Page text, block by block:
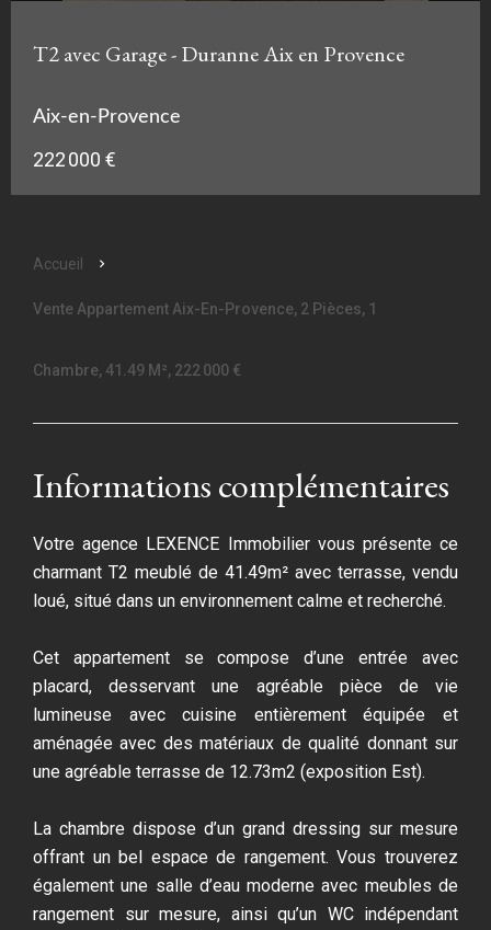
T2 avec Garage - Duranne Aix en Provence
Aix-en-Provence
222 000 €
Accueil
Vente Appartement Aix-En-Provence, 2 Pièces, 1
Chambre, 41.49 M², 222 000 €
Informations complémentaires
Votre agence LEXENCE Immobilier vous présente ce
charmant T2 meublé de 41.49m² avec terrasse, vendu
loué, situé dans un environnement calme et recherché.
Cet appartement se compose d’une entrée avec
placard, desservant une agréable pièce de vie
lumineuse avec cuisine entièrement équipée et
aménagée avec des matériaux de qualité donnant sur
une agréable terrasse de 12.73m2 (exposition Est).
La chambre dispose d’un grand dressing sur mesure
offrant un bel espace de rangement. Vous trouverez
également une salle d’eau moderne avec meubles de
rangement sur mesure, ainsi qu’un WC indépendant